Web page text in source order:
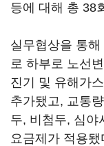
등에 대해 총 38
실무협상을 통
로 하부로 노선
진기 및 유해가
추가됐고, 교통
두, 비첨두, 심야
요금제가 적용됐